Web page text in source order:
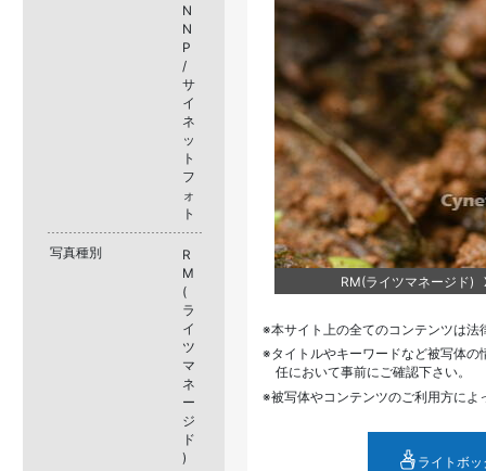
N
N
P
/
サ
イ
ネ
ッ
ト
フ
ォ
ト
写真種別
R
M
(
ラ
イ
ツ
マ
ネ
ー
ジ
ド
)
RM(ライツマネージド)
本サイト上の全てのコンテンツは
タイトルやキーワードなど被写体
任において事前にご確認下さい。
被写体やコンテンツのご利用方に
ライトボ